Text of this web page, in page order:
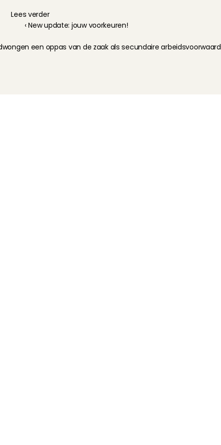
Lees verder
‹ New update: jouw voorkeuren!
een oppas van de zaak als secundaire